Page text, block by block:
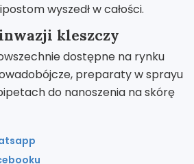
wyszedł w całości.
kleszczy
dostępne na rynku
preparaty w sprayu
do nanoszenia na skórę